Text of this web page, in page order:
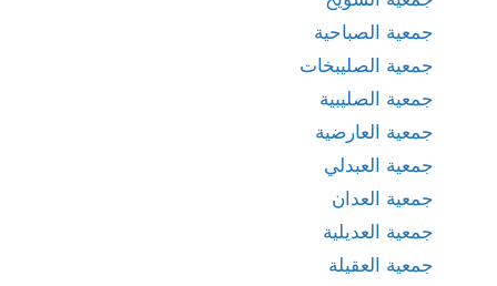
جمعية الصباحية
جمعية الصليبخات
جمعية الصليبية
جمعية العارضية
جمعية العبدلي
جمعية العدان
جمعية العديلية
جمعية العقيلة